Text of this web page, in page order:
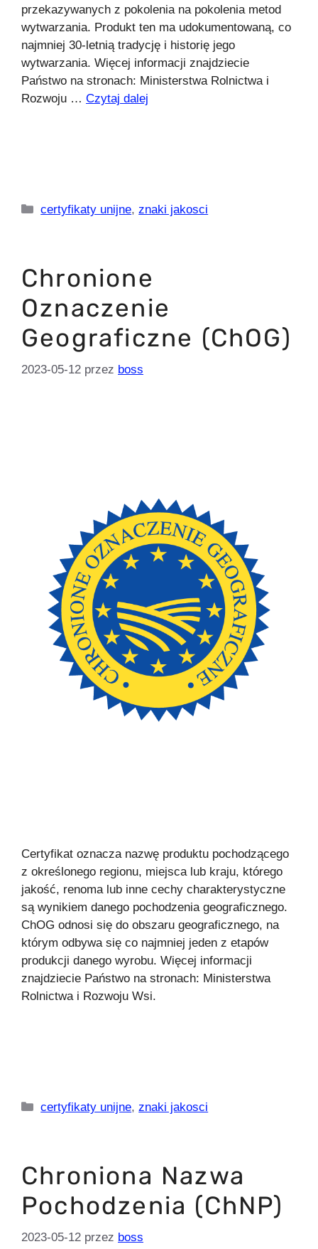
przekazywanych z pokolenia na pokolenia metod
wytwarzania. Produkt ten ma udokumentowaną, co
najmniej 30-letnią tradycję i historię jego
wytwarzania. Więcej informacji znajdziecie
Państwo na stronach: Ministerstwa Rolnictwa i
Rozwoju … Czytaj dalej
Kategorie
certyfikaty unijne,znaki jakosci
Chronione
Oznaczenie
Geograficzne (ChOG)
2023-05-12 przez boss
Certyfikat oznacza nazwę produktu pochodzącego
z określonego regionu, miejsca lub kraju, którego
jakość, renoma lub inne cechy charakterystyczne
są wynikiem danego pochodzenia geograficznego.
ChOG odnosi się do obszaru geograficznego, na
którym odbywa się co najmniej jeden z etapów
produkcji danego wyrobu. Więcej informacji
znajdziecie Państwo na stronach: Ministerstwa
Rolnictwa i Rozwoju Wsi.
Kategorie
certyfikaty unijne,znaki jakosci
Chroniona Nazwa
Pochodzenia (ChNP)
2023-05-12 przez boss